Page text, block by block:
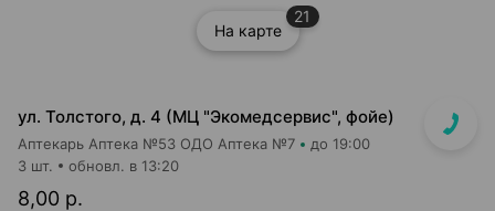
На карте
21
ул. Толстого, д. 4 (МЦ "Экомедсервис", фойе)
Аптекарь Аптека №53 ОДО Аптека №7 до 19:00
8,00 р.
3 шт. обновл. в 13:20